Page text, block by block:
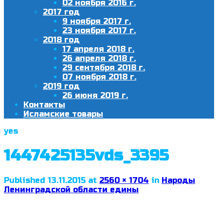
02 ноября 2016 г.
2017 год
9 ноября 2017 г.
23 ноября 2017 г.
2018 год
17 апреля 2018 г.
26 апреля 2018 г.
29 сентября 2018 г.
07 ноября 2018 г.
2019 год
26 июня 2019 г.
Контакты
Исламские товары
yes
1447425135vds_3395
Published 13.11.2015 at 2560 × 1704 in Народы
Ленинградской области едины